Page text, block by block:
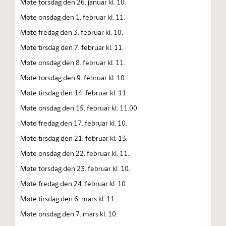
Møte onsdag den 1. februar kl. 11.
Møte fredag den 3. februar kl. 10.
Møte tirsdag den 7. februar kl. 11.
Møte onsdag den 8. februar kl. 11.
Møte torsdag den 9. februar kl. 10.
Møte tirsdag den 14. februar kl. 11.
Møte onsdag den 15. februar kl. 11.00
Møte fredag den 17. februar kl. 10.
Møte tirsdag den 21. februar kl. 13.
Møte onsdag den 22. februar kl. 11.
Møte torsdag den 23. februar kl. 10.
Møte fredag den 24. februar kl. 10.
Møte tirsdag den 6. mars kl. 11.
Møte onsdag den 7. mars kl. 10.